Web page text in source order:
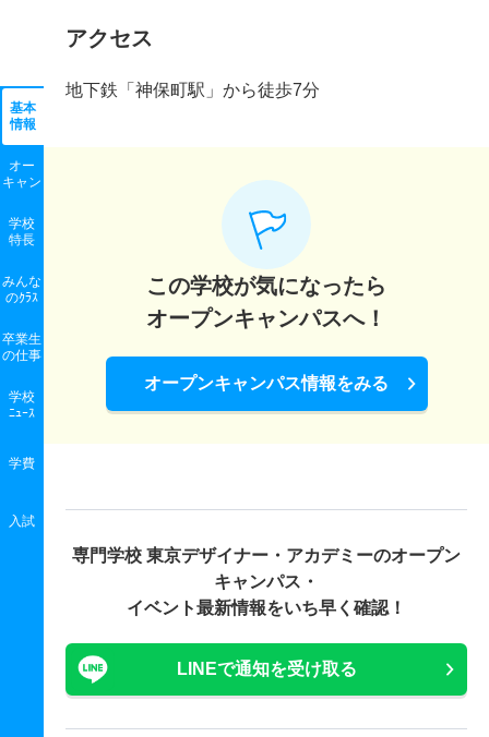
基本
情報
オー
キャン
学校
特長
みんな
のｸﾗｽ
卒業生
の仕事
学校
ﾆｭｰｽ
学費
入試
アクセス
地下鉄「神保町駅」から徒歩7分
この学校が気になったら
オープンキャンパスへ！
オープンキャンパス情報をみる
専門学校 東京デザイナー・アカデミーのオープン
キャンパス・
イベント最新情報をいち早く確認！
LINEで通知を受け取る